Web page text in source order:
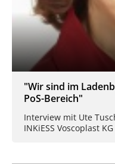
"Wir sind im
PoS-Bereich"
Interview mit Ute
INKiESS Voscoplast KG